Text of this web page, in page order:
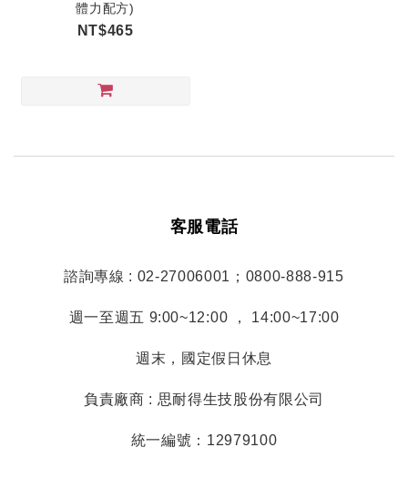
體力配方)
NT$465
客服電話
諮詢專線 : 02-27006001；0800-888-915
週一至週五 9:00~12:00 ， 14:00~17:00
週末，國定假日休息
負責廠商 : 思耐得生技股份有限公司
統一編號：12979100